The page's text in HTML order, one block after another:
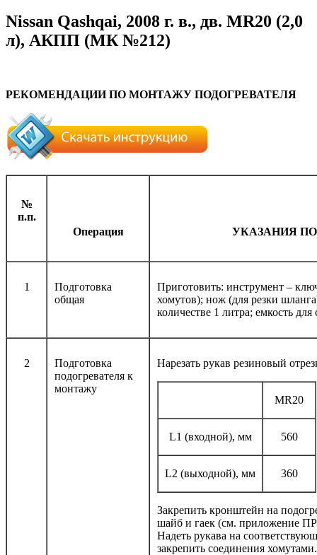
Nissan Qashqai, 2008 г. в., дв. МR20 (2,0
л), АКПП (МК №212)
РЕКОМЕНДАЦИИ ПО МОНТАЖУ ПОДОГРЕВАТЕЛЯ
№
п.п.
Операция
УКАЗАНИЯ
1
Подготовка
общая
Приготовить: инструмент –
хомутов); нож (для резки
количестве 1 литра; емкость
2
Подготовка
подогревателя к
монтажу
Нарезать рукав резиновый
MR20
L1 (входной), мм 560
L2 (выходной), мм 360
Закрепить кронштейн на
шайб и гаек (см. приложение
Надеть рукава на
закрепить соединения хомутами.